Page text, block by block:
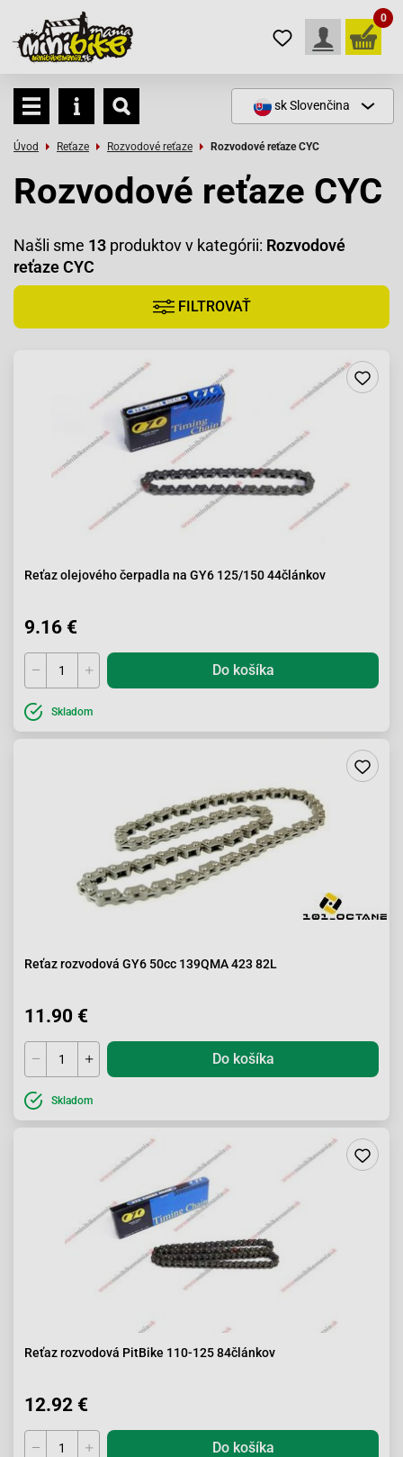
0
skSlovenčina
Úvod Reťaze Rozvodové reťaze Rozvodové reťaze CYC
Rozvodové reťaze CYC
Našli sme 13 produktov v kategórii: Rozvodové
reťaze CYC
FILTROVAŤ
Reťaz olejového čerpadla na GY6 125/150 44článkov
9.16 €
Do košíka
Skladom
Reťaz rozvodová GY6 50cc 139QMA 423 82L
11.90 €
Do košíka
Skladom
Reťaz rozvodová PitBike 110-125 84článkov
12.92 €
Do košíka